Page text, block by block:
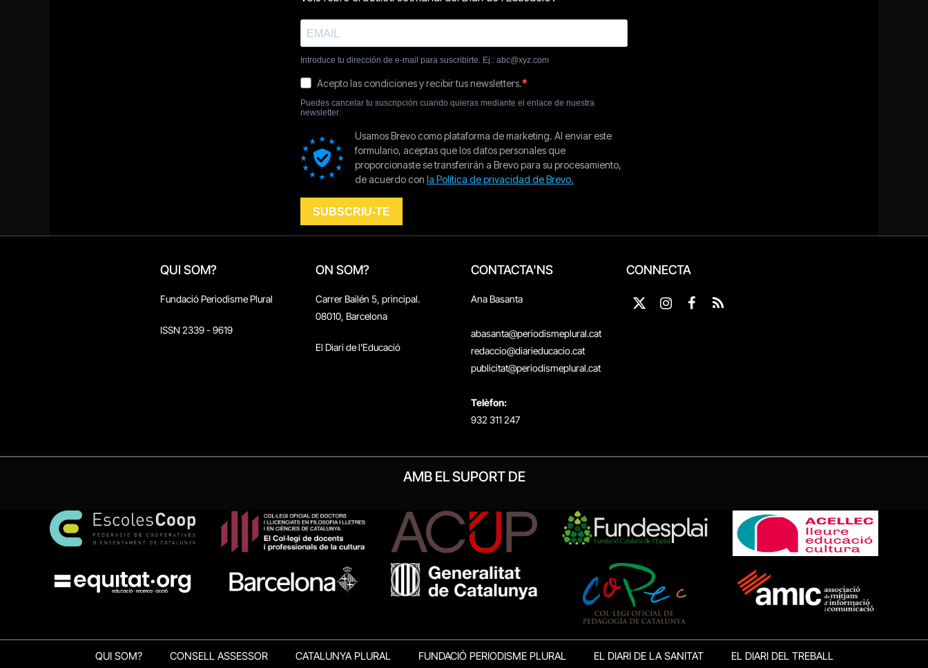
QUI SOM?
Fundació Periodisme Plural
ISSN 2339 - 9619
ON SOM?
Carrer Bailén 5, principal.
08010, Barcelona
El Diari de l'Educació
CONTACTA'NS
Ana Basanta
abasanta@periodismeplural.cat
redaccio@diarieducacio.cat
publicitat@periodismeplural.cat
Telèfon:
932 311 247
CONNECTA
X
Instagram
Facebook
RSS
AMB EL SUPORT DE
QUI SOM? CONSELL ASSESSOR CATALUNYA PLURAL FUNDACIÓ PERIODISME PLURAL EL DIARI DE LA SANITAT EL DIARI DEL TREBALL